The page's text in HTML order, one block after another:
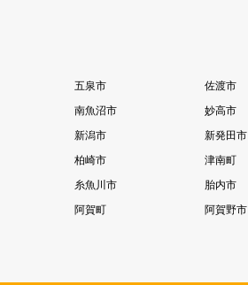
五泉市
佐渡市
南魚沼市
妙高市
新潟市
新発田市
柏崎市
津南町
糸魚川市
胎内市
阿賀町
阿賀野市